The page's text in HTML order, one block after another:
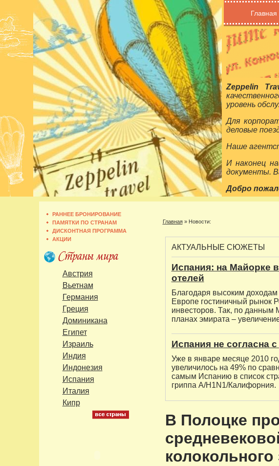
Главная
Zeppelin
уровень
Для
деловые
Наше
И наконец
документы.
Добро
РАННЕЕ БРОНИРОВАНИЕ
ПАМЯТКИ ПО СТРАНАМ
ДИСКОНТНАЯ ПРОГРАММА
АКЦИИ
Австрия
Вьетнам
Германия
Греция
Доминикана
Египет
Израиль
Индия
Индонезия
Испания
Италия
Кипр
Главная» Новости:
АКТУАЛЬНЫЕ СЮЖЕТЫ
Испания: на Майорке
отелей
Благодаря высоким доходам
Европе гостиничный рынок
инвесторов. Так, по данным
планах эмирата –
Испания не согласна
Уже в январе месяце 2010
увеличилось на 49% по
самым Испанию в список
гриппа А/H1N1/Калифорния.
В Полоцке
колокольного